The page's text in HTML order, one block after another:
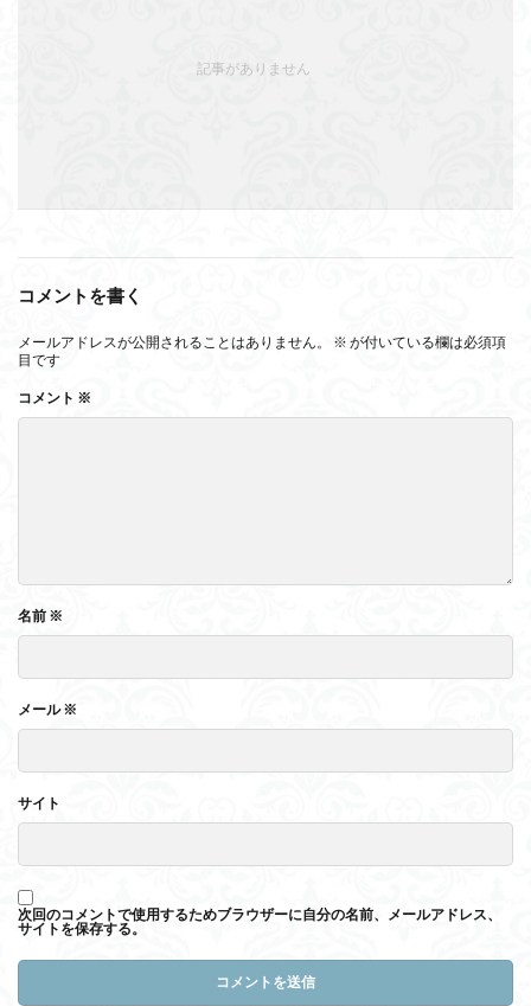
記事がありません
コメントを書く
メールアドレスが公開されることはありません。 ※ が付いている欄は必須項
目です
コメント ※
名前 ※
メール※
サイト
次回のコメントで使用するためブラウザーに自分の名前、メールアドレス、
サイトを保存する。